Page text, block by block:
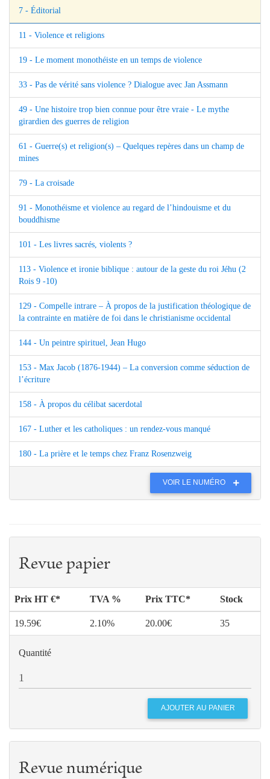
7 - Éditorial
11 - Violence et religions
19 - Le moment monothéiste en un temps de violence
33 - Pas de vérité sans violence ? Dialogue avec Jan Assmann
49 - Une histoire trop bien connue pour être vraie - Le mythe
girardien des guerres de religion
61 - Guerre(s) et religion(s) – Quelques repères dans un champ de
mines
79 - La croisade
91 - Monothéisme et violence au regard de l’hindouisme et du
bouddhisme
101 - Les livres sacrés, violents ?
113 - Violence et ironie biblique : autour de la geste du roi Jéhu (2
Rois 9 -10)
129 - Compelle intrare – À propos de la justification théologique de
la contrainte en matière de foi dans le christianisme occidental
144 - Un peintre spirituel, Jean Hugo
153 - Max Jacob (1876-1944) – La conversion comme séduction de
l’écriture
158 - À propos du célibat sacerdotal
167 - Luther et les catholiques : un rendez-vous manqué
180 - La prière et le temps chez Franz Rosenzweig
VOIR LE NUMÉRO
Revue papier
Prix HT €* TVA % Prix TTC* Stock
19.59€ 2.10% 20.00€ 35
Quantité
Revue numérique